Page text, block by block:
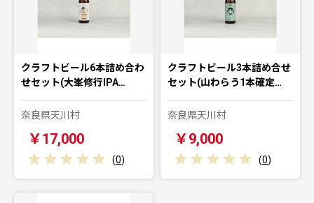
クラフトビール6本詰め合わ
せセット(大峯修行IPA…
奈良県天川村
￥17,000
(0)
クラフトビール3本詰め合せ
セット(山わらう1本確定…
奈良県天川村
￥9,000
(0)